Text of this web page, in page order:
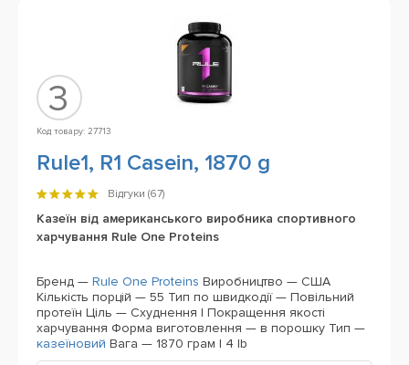
3
Код товару: 27713
Rule1, R1 Casein, 1870 g
Відгуки (67)
Казеїн від американського виробника спортивного
харчування Rule One Proteins
Бренд — Rule One Proteins Виробництво — США
Кількість порцій — 55 Тип по швидкодії — Повільний
протеїн Ціль — Схуднення | Покращення якості
харчування Форма виготовлення — в порошку Тип —
казеїновий Вага — 1870 грам | 4 lb